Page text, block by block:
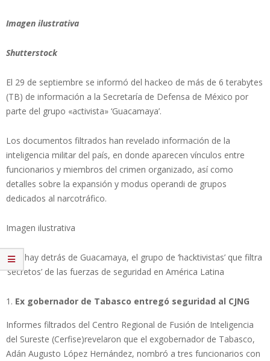
Imagen ilustrativa
Shutterstock
El 29 de septiembre se informó del hackeo de más de 6 terabytes
(TB) de información a la Secretaría de Defensa de México por
parte del grupo «activista» ‘Guacamaya’.
Los documentos filtrados han revelado información de la
inteligencia militar del país, en donde aparecen vínculos entre
funcionarios y miembros del crimen organizado, así como
detalles sobre la expansión y modus operandi de grupos
dedicados al narcotráfico.
Imagen ilustrativa
Qué hay detrás de Guacamaya, el grupo de ‘hacktivistas’ que filtra
‘secretos’ de las fuerzas de seguridad en América Latina
Ex gobernador de Tabasco entregó seguridad al CJNG
Informes filtrados del Centro Regional de Fusión de Inteligencia
del Sureste (Cerfise)revelaron que el exgobernador de Tabasco,
Adán Augusto López Hernández, nombró a tres funcionarios con